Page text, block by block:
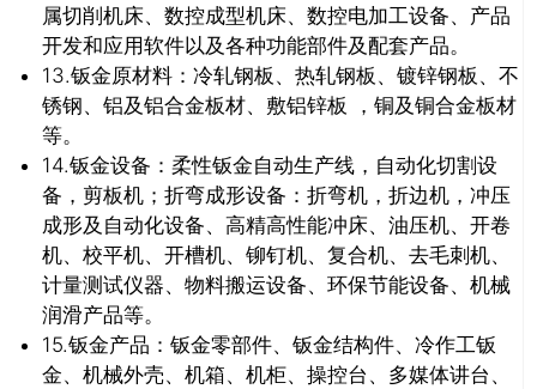
属切削机床、数控成型机床、数控电加工设备、产品
开发和应用软件以及各种功能部件及配套产品。
13.钣金原材料：冷轧钢板、热轧钢板、镀锌钢板、不
锈钢、铝及铝合金板材、敷铝锌板 ，铜及铜合金板材
等。
14.钣金设备：柔性钣金自动生产线，自动化切割设
备，剪板机；折弯成形设备：折弯机，折边机，冲压
成形及自动化设备、高精高性能冲床、油压机、开卷
机、校平机、开槽机、铆钉机、复合机、去毛刺机、
计量测试仪器、物料搬运设备、环保节能设备、机械
润滑产品等。
15.钣金产品：钣金零部件、钣金结构件、冷作工钣
金、机械外壳、机箱、机柜、操控台、多媒体讲台、
关闭